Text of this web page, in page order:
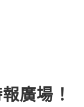
廣場！